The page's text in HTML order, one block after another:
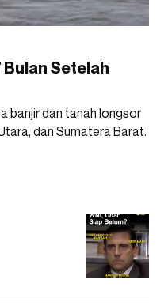
Setelah
banjir dan tanah longsor
dan Sumatera Barat.